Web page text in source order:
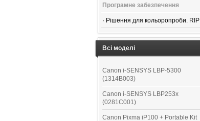
Програмне забезпечення
· Рішення для кольоропроби. RIP
Всі моделі
Canon i-SENSYS LBP-5300
(1314B003)
Canon i-SENSYS LBP253x
(0281C001)
Canon Pixma iP100 + Portable Kit